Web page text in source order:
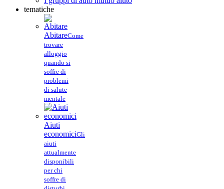
tematiche
AbitareCome
trovare
alloggio
quando si
soffre di
problemi
di salute
mentale
Aiuti
economiciGli
aiuti
attualmente
disponibili
per chi
soffre di